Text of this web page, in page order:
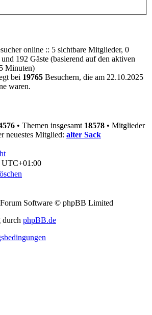
online :: 5 sichtbare Mitglieder, 0
192 Gäste (basierend auf den aktiven
Minuten)
bei 19765 Besuchern, die am 22.10.2025
waren.
• Themen insgesamt 18578 • Mitglieder
neuestes Mitglied: alter Sack
UTC+01:00
Software © phpBB Limited
durch phpBB.de